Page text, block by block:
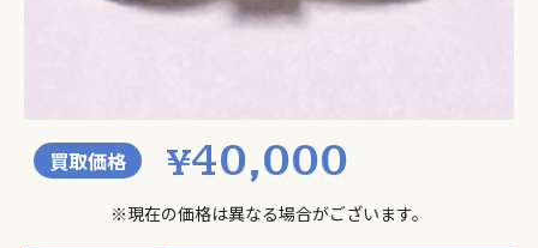
買取価格 ¥40,000
※現在の価格は異なる場合がございます。